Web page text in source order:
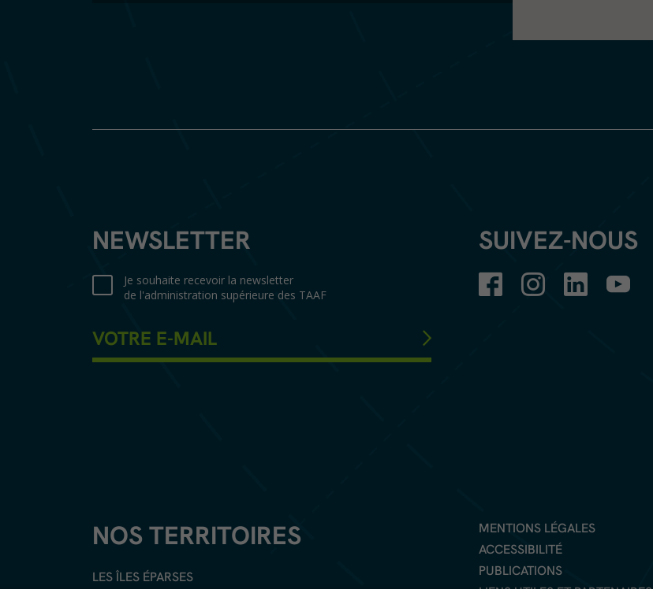
NEWSLETTER
Je souhaite recevoir la newsletter
de l'administration supérieure des TAAF
SUIVEZ-NOUS
NOS TERRITOIRES
LES ÎLES ÉPARSES
MENTIONS LÉGALES
ACCESSIBILITÉ
PUBLICATIONS